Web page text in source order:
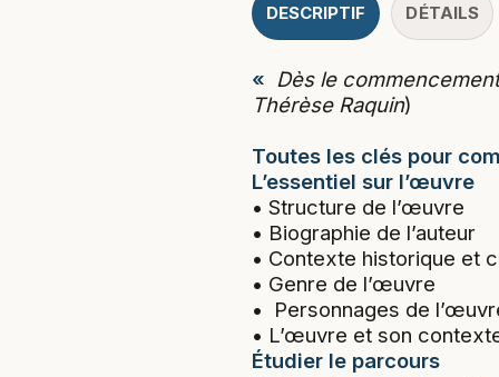
DESCRIPTIF DÉTAILS
« Dès le
Thérèse Raquin)
Toutes les clés pour
L’essentiel sur l’œuvre
• Structure de l’œuvre
• Biographie de l’auteur
• Contexte historique et
• Genre de l’œuvre
• Personnages de
• L’œuvre et son
Étudier le parcours